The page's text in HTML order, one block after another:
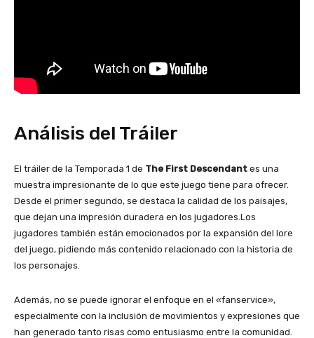
Análisis del Tráiler
El tráiler de la Temporada 1 de The First Descendant es una
muestra impresionante de lo que este juego tiene para ofrecer.
Desde el primer segundo, se destaca la calidad de los paisajes,
que dejan una impresión duradera en los jugadores.Los
jugadores también están emocionados por la expansión del lore
del juego, pidiendo más contenido relacionado con la historia de
los personajes.
Además, no se puede ignorar el enfoque en el «fanservice»,
especialmente con la inclusión de movimientos y expresiones que
han generado tanto risas como entusiasmo entre la comunidad.